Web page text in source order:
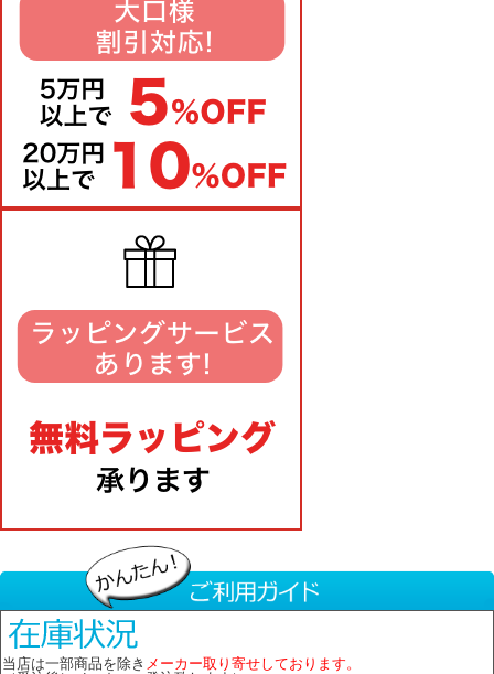
当店は一部商品を除き メーカー取り寄せしております。